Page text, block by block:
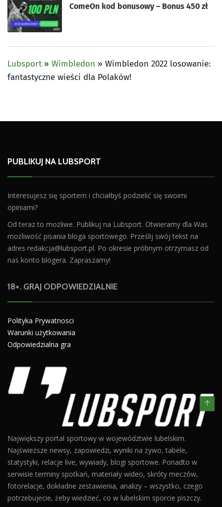
ComeOn kod bonusowy – Bonus 450 zł
Lubsport » Wimbledon » Wimbledon 2022 losowanie:
fantastyczne wieści dla Polaków!
PUBLIKUJ NA LUBSPORT
Interesujesz się sportem i chciałbyś podzielić się swoimi
opiniami?
Od teraz to możliwe. Publikuj na Lubsport. Otwieramy dla Was
możliwość pisania bloga sportowego. Prześlij swój tekst na
adres redakcja@lubsport.pl. Po okresie próbnym otrzymasz od
nas konto blogera. Zapraszamy!
18+. GRAJ ODPOWIEDZIALNIE
Polityka Prywatnosci
Warunki użytkowania
Odpowiedzialna gra
Największy portal sportowy w województwie lubelskim.
Najświeższe newsy, zapowiedzi, wyniki na żywo, tabele,
statystyki, relacje live, wywiady, blogi sportowe. Ponadto w
serwisie terminy spotkań, materiały wideo, skróty meczów,
fotorelacje, dokładne zestawienia, analizy – wszystko, czego
potrzebujecie, żeby wiedzieć, co w lubelskim sporcie piszczy.